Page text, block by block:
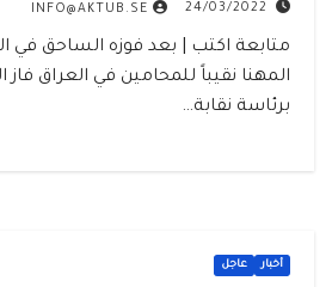
24/03/2022
INFO@AKTUB.SE
متابعة اكتب | بعد فوزه الساحق في
المهنا نقيباً للمحامين في العراق
برئاسة نقابة…
أخبار عاجل